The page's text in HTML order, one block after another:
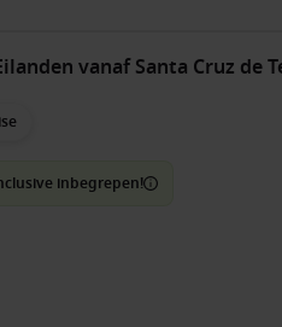
vanaf Santa Cruz de
inbegrepen!